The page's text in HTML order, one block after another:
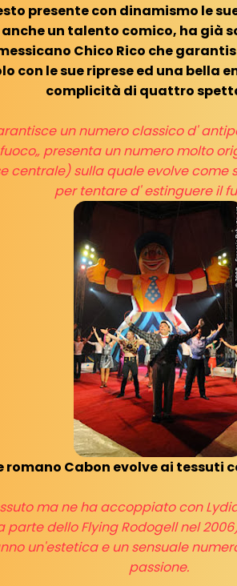
presente con dinamismo le
un talento comico, ha già
Chico Rico che
con le sue riprese ed una bella
complicità di quattro
un numero classico d'
presenta un numero molto
centrale) sulla quale evolve come
per tentare d' estinguere il
romano Cabon evolve ai tessuti
ma ne ha accoppiato con
parte dello Flying Rodogell nel
un'estetica e un sensuale
passione.